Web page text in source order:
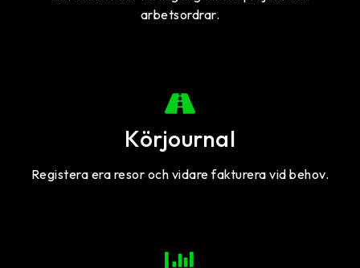
arbetsordrar.
Körjournal
Registera era resor och vidare fakturera vid behov.